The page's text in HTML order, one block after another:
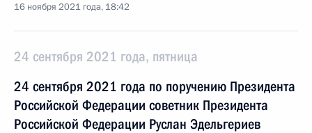
16 ноября 2021 года, 18:42
24 сентября 2021 года, пятница
24 сентября 2021 года по поручению Президента
Российской Федерации советник Президента
Российской Федерации Руслан Эдельгериев